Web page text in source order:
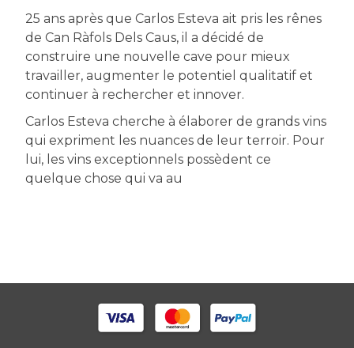
25 ans après que Carlos Esteva ait pris les rênes
de Can Ràfols Dels Caus, il a décidé de
construire une nouvelle cave pour mieux
travailler, augmenter le potentiel qualitatif et
continuer à rechercher et innover.
Carlos Esteva cherche à élaborer de grands vins
qui expriment les nuances de leur terroir. Pour
lui, les vins exceptionnels possèdent ce
quelque chose qui va au